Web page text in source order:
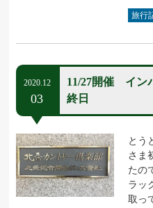
旅行
2020.12
03
11/27開催 イン
終日
とう
さま
たの
ラッ
取っ